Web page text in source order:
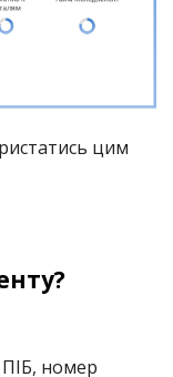
цим
номер